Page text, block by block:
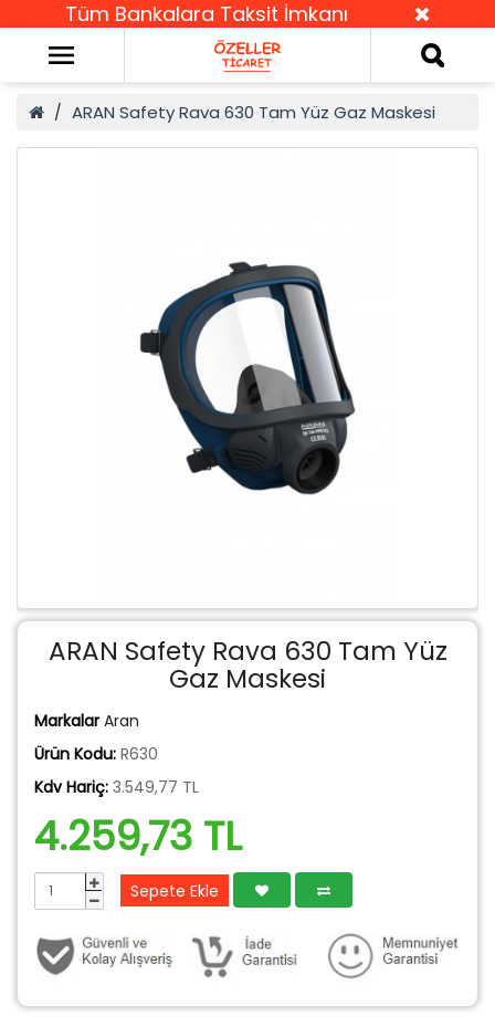
Tüm Bankalara Taksit İmkanı
ARAN Safety Rava 630 Tam Yüz Gaz Maskesi
ARAN Safety Rava 630 Tam Yüz
Gaz Maskesi
Markalar Aran
Ürün Kodu: R630
Kdv Hariç: 3.549,77 TL
4.259,73 TL
Sepete Ekle